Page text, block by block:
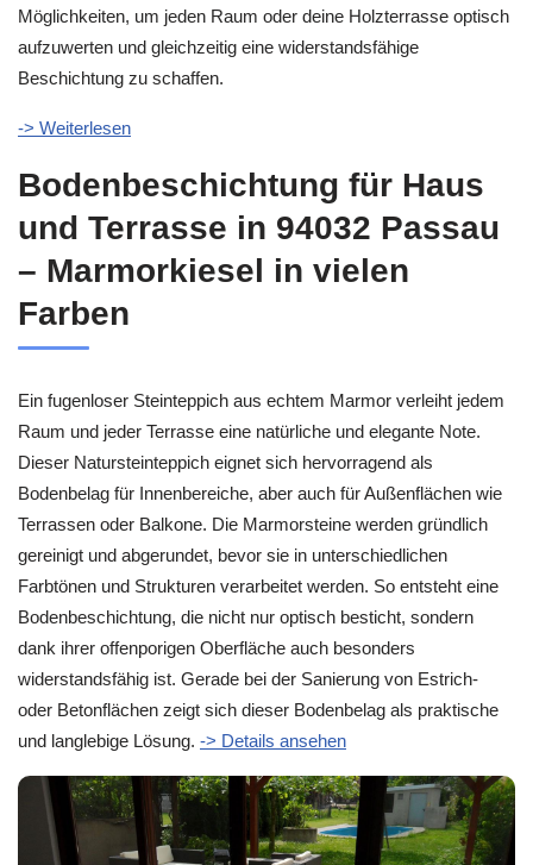
Möglichkeiten, um jeden Raum oder deine Holzterrasse optisch
aufzuwerten und gleichzeitig eine widerstandsfähige
Beschichtung zu schaffen.
-> Weiterlesen
Bodenbeschichtung für Haus
und Terrasse in 94032 Passau
– Marmorkiesel in vielen
Farben
Ein fugenloser Steinteppich aus echtem Marmor verleiht jedem
Raum und jeder Terrasse eine natürliche und elegante Note.
Dieser Natursteinteppich eignet sich hervorragend als
Bodenbelag für Innenbereiche, aber auch für Außenflächen wie
Terrassen oder Balkone. Die Marmorsteine werden gründlich
gereinigt und abgerundet, bevor sie in unterschiedlichen
Farbtönen und Strukturen verarbeitet werden. So entsteht eine
Bodenbeschichtung, die nicht nur optisch besticht, sondern
dank ihrer offenporigen Oberfläche auch besonders
widerstandsfähig ist. Gerade bei der Sanierung von Estrich-
oder Betonflächen zeigt sich dieser Bodenbelag als praktische
und langlebige Lösung. -> Details ansehen